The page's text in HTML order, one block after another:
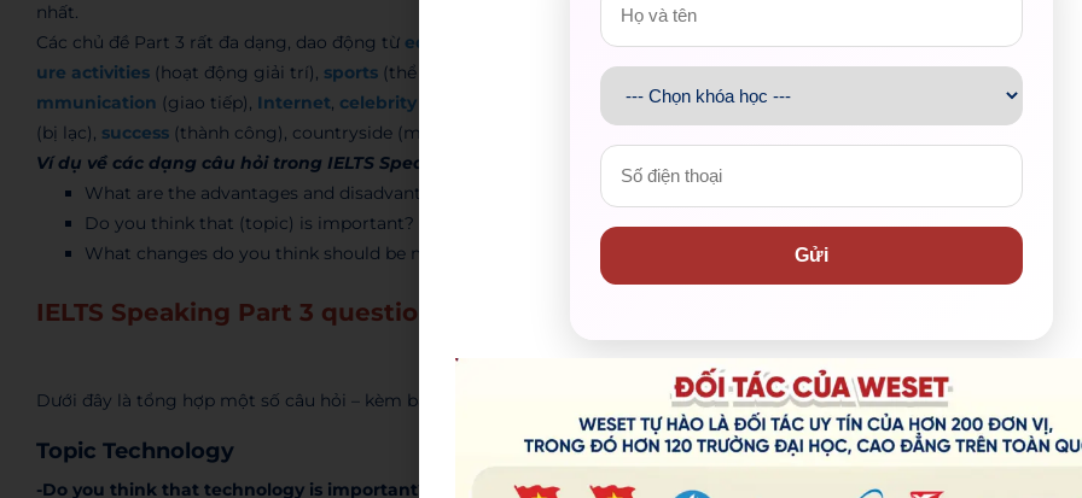
nhất.
Các chủ đề Part 3 rất đa dạng, dao động từ education study(việc học)work/ job(công việc),travel(du lịch),
ure activities (hoạt động giải trí), sports (thể thao), (gia đình),friends(bạn bè),health(sức khỏe),festival(lễ hội),
mmunication (giao tiếp), Internet, celebrity (người nổi tiếng), v.v… Những topic ít gặp hơn có thể kể đến như: getting lost
(bị lạc), success (thành công), countryside (miền quê), transportation(giao thông),weekend(cuối tuần), v.v…
Ví dụ về các dạng câu hỏi trong IELTS Speaking Part 3:
What are the advantages and disadvantages of (topic)?
Do you think that (topic) is important? Why or why not?
What changes do you think should be made to (topic)?
IELTS Speaking Part 3 questions – with sample answers
Dưới đây là tổng hợp một số câu hỏi – kèm bài mẫu – theo từng chủ đề Part 3.
Topic Technology
-Do you think that technology is important? Why or why not?
Gửi